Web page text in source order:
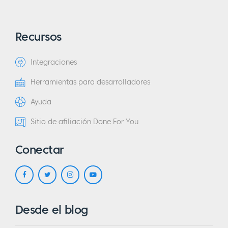
Recursos
Integraciones
Herramientas para desarrolladores
Ayuda
Sitio de afiliación Done For You
Conectar
Desde el blog